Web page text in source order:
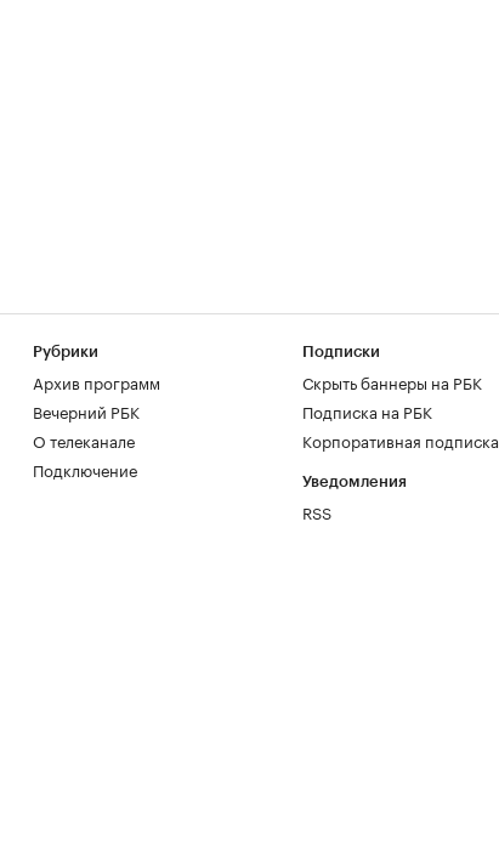
Рубрики
Архив программ
Вечерний РБК
О телеканале
Подключение
Подписки
Скрыть баннеры на РБК
Подписка на РБК
Корпоративная подписка
Уведомления
RSS